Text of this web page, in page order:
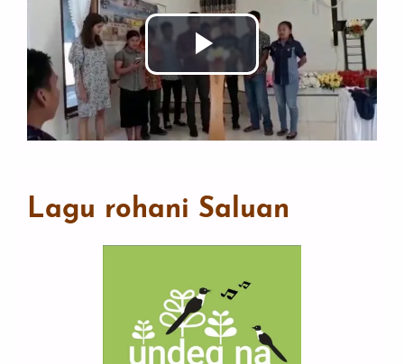
Putar
Video
Lagu rohani Saluan